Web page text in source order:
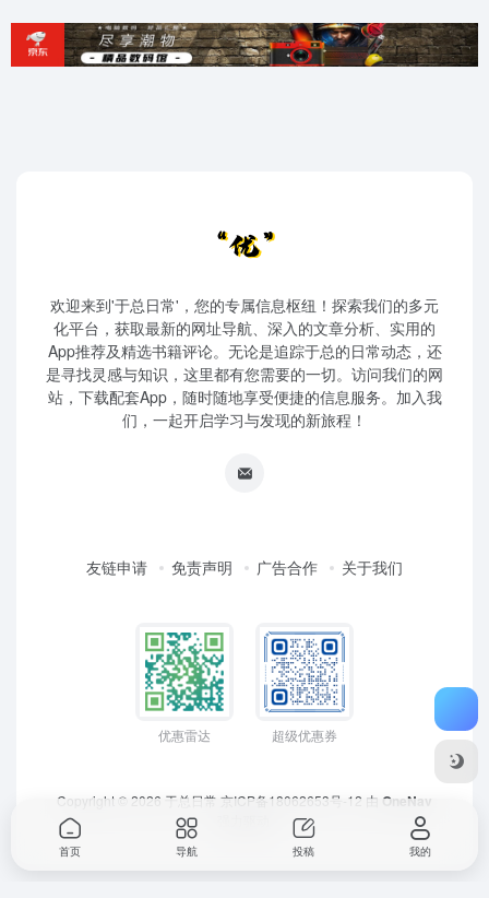
欢迎来到'于总日常'，您的专属信息枢纽！探索我们的多元
化平台，获取最新的网址导航、深入的文章分析、实用的
App推荐及精选书籍评论。无论是追踪于总的日常动态，还
是寻找灵感与知识，这里都有您需要的一切。访问我们的网
站，下载配套App，随时随地享受便捷的信息服务。加入我
们，一起开启学习与发现的新旅程！
友链申请 免责声明 广告合作 关于我们
优惠雷达 超级优惠券
Copyright © 2026 于总日常 京ICP备18062653号-12 由 OneNav
首页 导航 投稿 我的